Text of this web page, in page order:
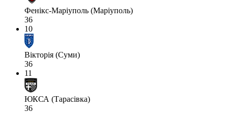
Фенікс-Маріуполь (Маріуполь)
36
10
Вікторія (Суми)
36
11
ЮКСА (Тарасівка)
36